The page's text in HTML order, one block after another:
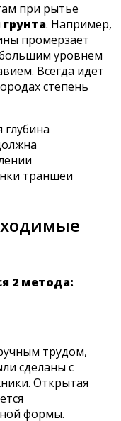
при рытье
. Например,
промерзает
уровнем
Всегда идет
степень
траншеи
2 метода:
трудом,
сделаны с
Открытая
формы.